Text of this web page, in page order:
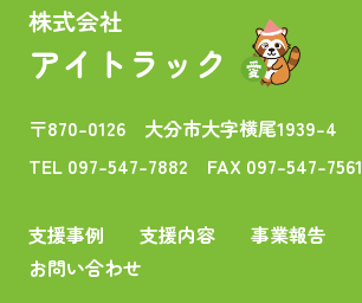
株式会社
アイトラック
〒870-0126 大分市大字横尾1939-4
TEL 097-547-7882 FAX 097-547-7561
支援事例 支援内容 事業報告
お問い合わせ